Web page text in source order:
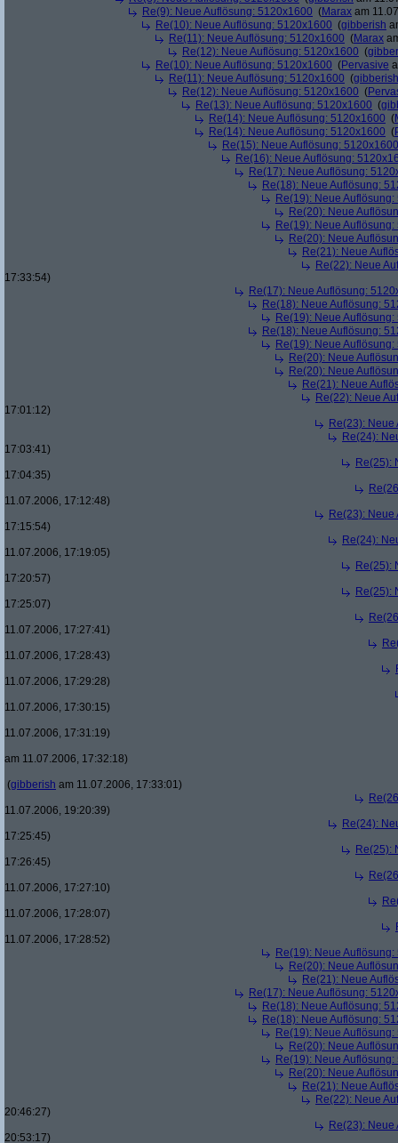
Re(9): Neue Auflösung: 5120x1600 (Marax am
Re(10): Neue Auflösung: 5120x1600 (gibberish
Re(11): Neue Auflösung: 5120x1600 (Marax
Re(12): Neue Auflösung: 5120x1600 (
Re(10): Neue Auflösung: 5120x1600 (Pervasive
Re(11): Neue Auflösung: 5120x1600 (gibberish
Re(12): Neue Auflösung: 5120x1600 (
Re(13): Neue Auflösung: 5120x1600 (
Re(14): Neue Auflösung: 5120x1600 (
Re(14): Neue Auflösung: 5120x1600 (
Re(15): Neue Auflösung: 5120x1600
Re(16): Neue Auflösung:
Re(17): Neue Auflösung:
Re(18): Neue Auflösung:
Re(19): Neue
Re(20): Neue
Re(19): Neue
Re(20): Neue
Re(21): Neue
Re(22): Neue
17:33:54)
Re(17): Neue Auflösung:
Re(18): Neue Auflösung:
Re(19): Neue
Re(18): Neue Auflösung:
Re(19): Neue
Re(20): Neue
Re(20): Neue
Re(21): Neue
Re(22): Neue
17:01:12)
Re(23):
Re(24):
17:03:41)
Re(25):
17:04:35)
11.07.2006, 17:12:48)
Re(23):
17:15:54)
Re(24):
11.07.2006, 17:19:05)
Re(25):
17:20:57)
Re(25):
17:25:07)
11.07.2006, 17:27:41)
11.07.2006, 17:28:43)
11.07.2006, 17:29:28)
11.07.2006, 17:30:15)
11.07.2006, 17:31:19)
am 11.07.2006, 17:32:18)
(gibberish am 11.07.2006, 17:33:01)
11.07.2006, 19:20:39)
Re(24):
17:25:45)
Re(25):
17:26:45)
11.07.2006, 17:27:10)
11.07.2006, 17:28:07)
11.07.2006, 17:28:52)
Re(19): Neue
Re(20): Neue
Re(21): Neue
Re(17): Neue Auflösung:
Re(18): Neue Auflösung:
Re(18): Neue Auflösung:
Re(19): Neue
Re(20): Neue
Re(19): Neue
Re(20): Neue
Re(21): Neue
Re(22): Neue
20:46:27)
Re(23):
20:53:17)